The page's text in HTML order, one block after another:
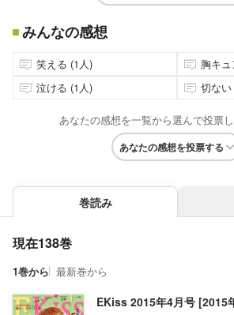
みんなの感想
笑える (1人)
胸キ
泣ける (1人)
切な
あなたの感想を一覧から選んで投票し
あなたの感想を投票する
巻読み
現在138巻
1巻から 最新巻から
EKiss 2015年4月号 [2015